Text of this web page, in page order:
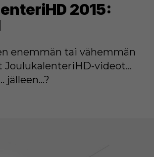
2015:
enemmän tai vähemmän
videot...
jälleen...?